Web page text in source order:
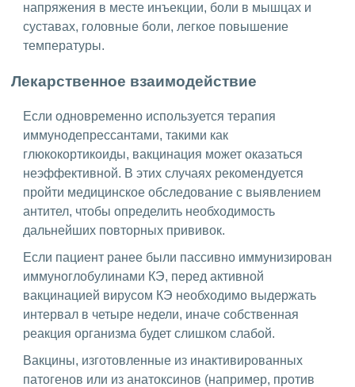
напряжения в месте инъекции, боли в мышцах и
суставах, головные боли, легкое повышение
температуры.
Лекарственное взаимодействие
Если одновременно используется терапия
иммунодепрессантами, такими как
глюкокортикоиды, вакцинация может оказаться
неэффективной. В этих случаях рекомендуется
пройти медицинское обследование с выявлением
антител, чтобы определить необходимость
дальнейших повторных прививок.
Если пациент ранее были пассивно иммунизирован
иммуноглобулинами КЭ, перед активной
вакцинацией вирусом КЭ необходимо выдержать
интервал в четыре недели, иначе собственная
реакция организма будет слишком слабой.
Вакцины, изготовленные из инактивированных
патогенов или из анатоксинов (например, против